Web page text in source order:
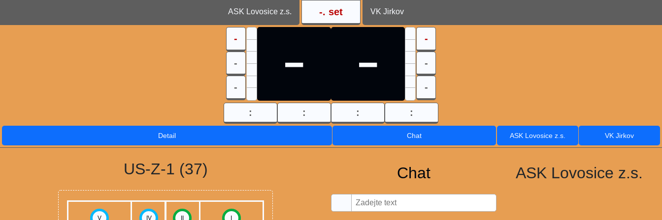
ASK Lovosice z.s. -. set VK Jirkov
-
-
-
- - -
-
-
: : : :
Detail Chat ASK Lovosice z.s. VK Jirkov
US-Z-1 (37)
V IV II I
Chat ASK Lovosice z.s.